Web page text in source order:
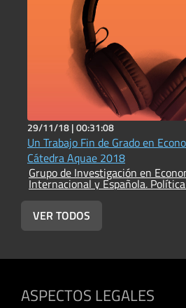
29/11/18 |00:31:08
Un Trabajo Fin de Grado en
Cátedra Aquae 2018
Grupo de Investigación en
Internacional y Española.
VER TODOS
ASPECTOS LEGALES